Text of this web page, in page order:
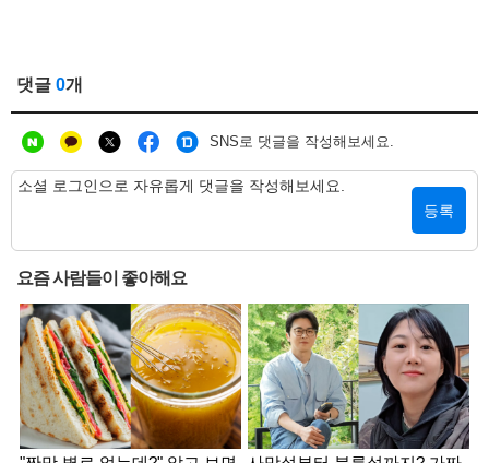
댓글 0개
SNS로 댓글을 작성해보세요.
등록
요즘 사람들이 좋아해요